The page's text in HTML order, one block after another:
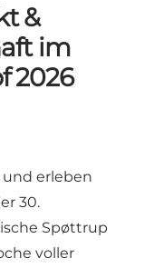
&
im
2026
und erleben
30.
Spøttrup
voller